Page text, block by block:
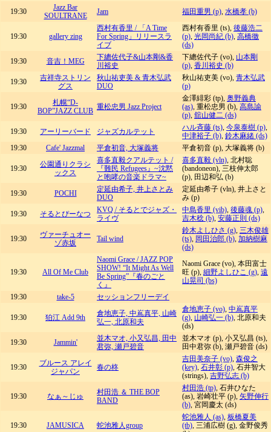
19:30
Jazz Bar
SOULTRANE
Jam 福田重男 (p), 水橋孝 (b)
19:30 gallery zing
西村有香里 / 「A Time
For Spring」リリースラ
イブ
西村有香里 (ts), 後藤浩二
(p), 光岡尚紀 (b), 高橋徹
(ds)
19:30
音吉！MEG
下總佐代子&山本剛&香
川裕史
下總佐代子 (vo), 山本剛
(p), 香川裕史 (b)
19:30
吉祥寺ストリン
グス
秋山祐吏美 & 青木弘武
DUO
秋山祐吏美 (vo), 青木弘武
(p)
19:30
札幌“D-
BOP”JAZZ CLUB 重松忠男 Jazz Project
金澤緋彩 (tp), 奥野義典
(as), 重松忠男 (b), 高島諭
(p), 舘山健二 (ds)
19:30
アーリーバード ジャズカルテット ハル斉藤 (ts), 今泉泰樹 (p),
中津裕子 (b), 鈴木麻緒 (ds)
19:30
Cafe' Jazzmal 平倉初音, 大塚義将 平倉初音 (p), 大塚義将 (b)
19:30
公園通りクラシ
ックス
喜多直毅クアルテット /
『難民 Refugees』~沈黙
と咆哮の音楽ドラマ~
喜多直毅 (vln), 北村聡
(bandoneon), 三枝伸太郎
(p), 田辺和弘 (b)
19:30
POCHI
定延由希子, 井上さとみ
DUO
定延由希子 (vln), 井上さと
み (p)
19:30
そるとぴーなつ
KVQ / そるとでジャズ・
ライヴ
中島香里 (vib), 後藤魂 (p),
吉木稔 (b), 安藤正則 (ds)
19:30
ヴァーチュオー
ゾ赤坂
Tail wind
鈴木よしひさ (g), 三木俊雄
(ts), 岡田治郎 (b), 加納樹麻
(ds)
19:30 All Of Me Club
Naomi Grace / JAZZ POP
SHOW! “It Might As Well
Be Spring”『春のごと
く』
Naomi Grace (vo), 本田富士
旺 (p), 細野よしひこ (g), 遠
山晃司 (bs)
19:30
take-5 セッションフリーデイ
19:30 狛江 Add 9th
倉地恵子, 中嶌真平, 山崎
弘一, 北原和夫
倉地恵子 (vo), 中嶌真平
(g), 山崎弘一 (b), 北原和夫
(ds)
19:30
Jammin'
並木マオ, 小又弘昌, 田中
君弥, 瀬戸碧音
並木マオ (p), 小又弘昌 (ts),
田中君弥 (b), 瀬戸碧音 (ds)
19:30
ブルース アレイ
ジャパン
春の柊
吉田美奈子 (vo), 森俊之
(key), 石井彰 (p), 石井智大
(strings), 吉野弘志 (b)
19:30 なぁ～じゅ
村田浩 ＆ THE BOP
BAND
村田浩 (tp), 石井ひなた
(as), 岩崎壮平 (p), 矢野伸行
(b), 宮岡慶太 (ds)
19:30 JAMUSICA 蛇池雅人group
蛇池雅人 (as), 板橋夏美
(tb), 三浦広樹 (g), 金野俊秀